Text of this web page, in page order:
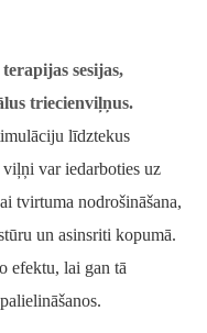
sesijas,
triecienviļņus.
līdztekus
var iedarboties uz
tvirtuma nodrošināšana,
un asinsriti kopumā.
efektu, lai gan tā